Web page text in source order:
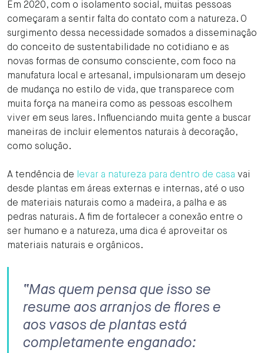
Em 2020, com o isolamento social, muitas pessoas
começaram a sentir falta do contato com a natureza. O
surgimento dessa necessidade somados a disseminação
do conceito de sustentabilidade no cotidiano e as
novas formas de consumo consciente, com foco na
manufatura local e artesanal, impulsionaram um desejo
de mudança no estilo de vida, que transparece com
muita força na maneira como as pessoas escolhem
viver em seus lares. Influenciando muita gente a buscar
maneiras de incluir elementos naturais à decoração,
como solução.
A tendência de levar a natureza para dentro de casa vai
desde plantas em áreas externas e internas, até o uso
de materiais naturais como a madeira, a palha e as
pedras naturais. A fim de fortalecer a conexão entre o
ser humano e a natureza, uma dica é aproveitar os
materiais naturais e orgânicos.
“Mas quem pensa que isso se
resume aos arranjos de flores e
aos vasos de plantas está
completamente enganado: